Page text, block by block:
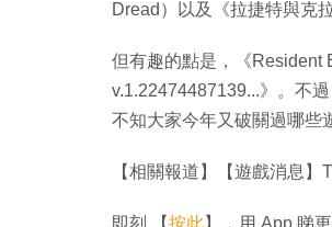
Dread）以及《拉捷特與克
但有趣的點是，《Resident
v.1.22474487139...》。不
不知大家今年又破關過哪些
【相關報道】【遊戲消息
即刻 【按此】，用 App 睇